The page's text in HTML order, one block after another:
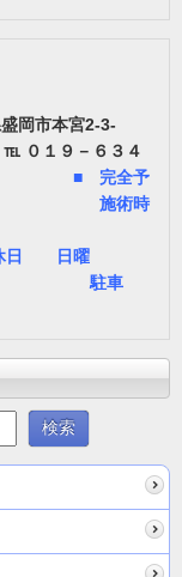
宮2-3-
３４
全予
時
曜